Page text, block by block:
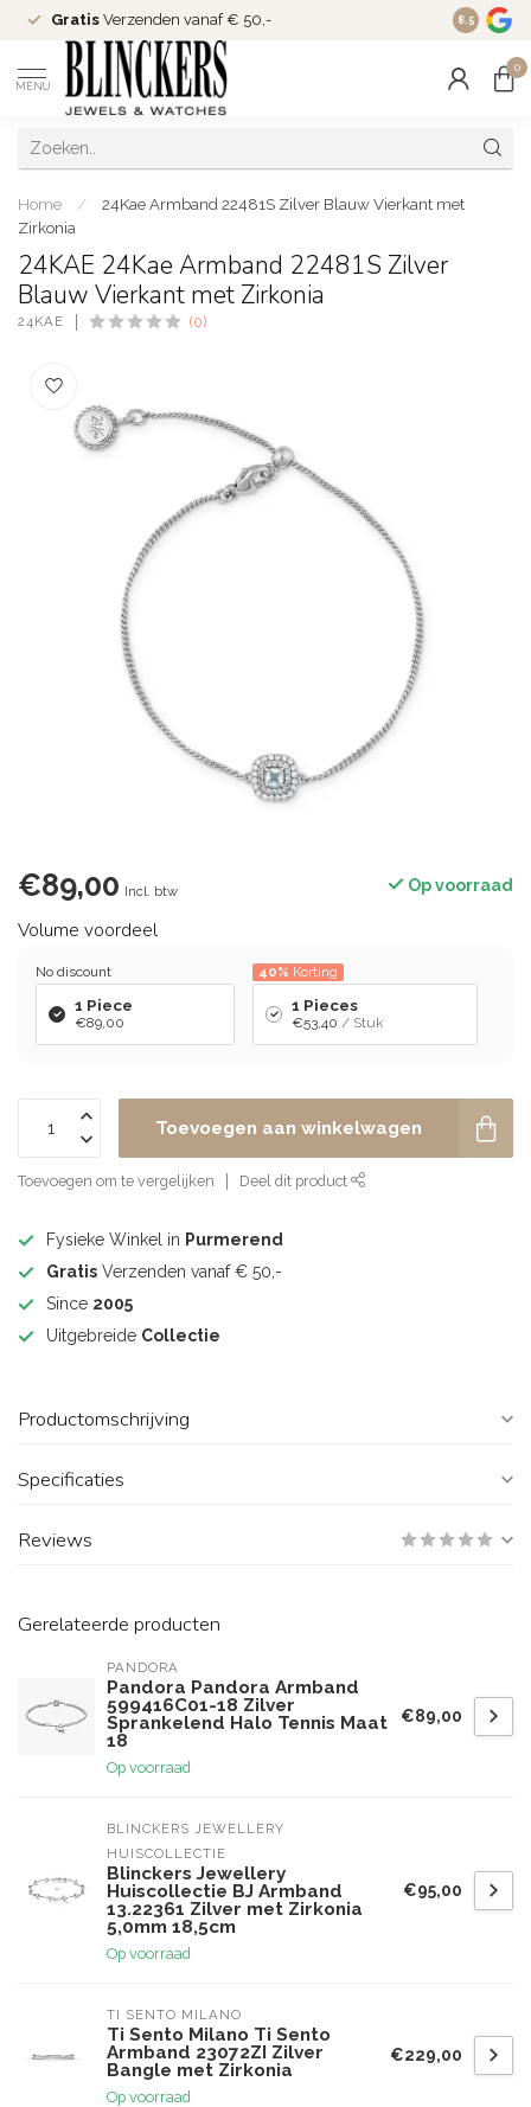
Gratis Verzenden vanaf € 50,- Since
8.5
MENU
0
Home /
24Kae Armband 22481S Zilver Blauw Vierkant met
Zirkonia
24KAE 24Kae Armband 22481S Zilver
Blauw Vierkant met Zirkonia
24KAE (0)
€89,00 Incl. btw Op voorraad
Volume voordeel
No discount
1 Piece
€89,00
40% Korting
1 Pieces
€53,40 / Stuk
Toevoegen aan winkelwagen
Toevoegen om te vergelijken Deel dit product
Fysieke Winkel in Purmerend
Gratis Verzenden vanaf € 50,-
Since 2005
Uitgebreide Collectie
Productomschrijving
Specificaties
Reviews
Gerelateerde producten
PANDORA
Pandora Pandora Armband
599416C01-18 Zilver
Sprankelend Halo Tennis Maat
18
Op voorraad
€89,00
BLINCKERS JEWELLERY
HUISCOLLECTIE
Blinckers Jewellery
Huiscollectie BJ Armband
13.22361 Zilver met Zirkonia
5,0mm 18,5cm
Op voorraad
€95,00
TI SENTO MILANO
Ti Sento Milano Ti Sento
Armband 23072ZI Zilver
Bangle met Zirkonia
Op voorraad
€229,00